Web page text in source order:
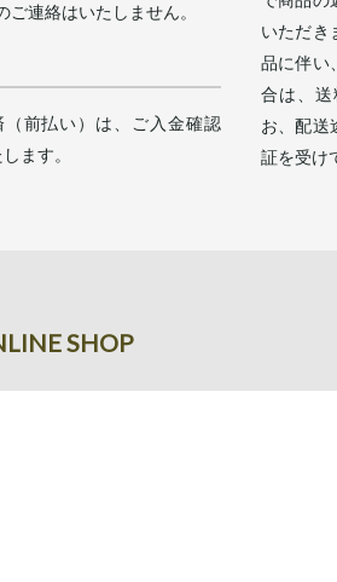
連絡はいたしません。
前払い）は、ご入金確認
ます。
いただき
品に伴い
合は、
お、配送
証を受け
SHOP